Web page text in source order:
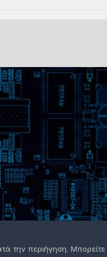
την περιήγηση. Μπορείτε